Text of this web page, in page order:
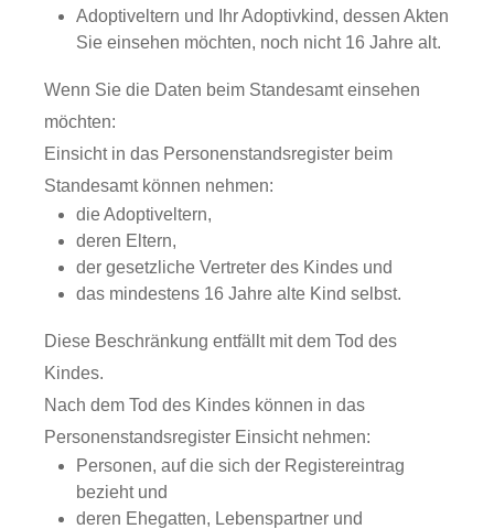
Adoptiveltern und Ihr Adoptivkind, dessen Akten
Sie einsehen möchten, noch nicht 16 Jahre alt.
Wenn Sie die Daten beim Standesamt einsehen
möchten:
Einsicht in das Personenstandsregister beim
Standesamt können nehmen:
die Adoptiveltern,
deren Eltern,
der gesetzliche Vertreter des Kindes und
das mindestens 16 Jahre alte Kind selbst.
Diese Beschränkung entfällt mit dem Tod des
Kindes.
Nach dem Tod des Kindes können in das
Personenstandsregister Einsicht nehmen:
Personen, auf die sich der Registereintrag
bezieht und
deren Ehegatten, Lebenspartner und